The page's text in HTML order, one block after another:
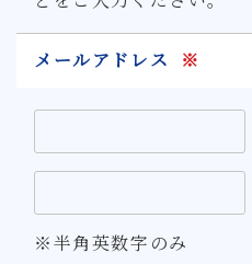
メールアドレス ※
※半角英数字のみ